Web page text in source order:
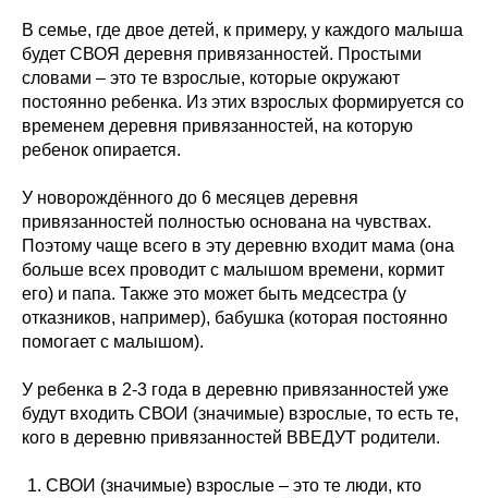
В семье, где двое детей, к примеру, у каждого малыша
будет СВОЯ деревня привязанностей. Простыми
словами – это те взрослые, которые окружают
постоянно ребенка. Из этих взрослых формируется со
временем деревня привязанностей, на которую
ребенок опирается.
У новорождённого до 6 месяцев деревня
привязанностей полностью основана на чувствах.
Поэтому чаще всего в эту деревню входит мама (она
больше всех проводит с малышом времени, кормит
его) и папа. Также это может быть медсестра (у
отказников, например), бабушка (которая постоянно
помогает с малышом).
У ребенка в 2-3 года в деревню привязанностей уже
будут входить СВОИ (значимые) взрослые, то есть те,
кого в деревню привязанностей ВВЕДУТ родители.
СВОИ (значимые) взрослые – это те люди, кто